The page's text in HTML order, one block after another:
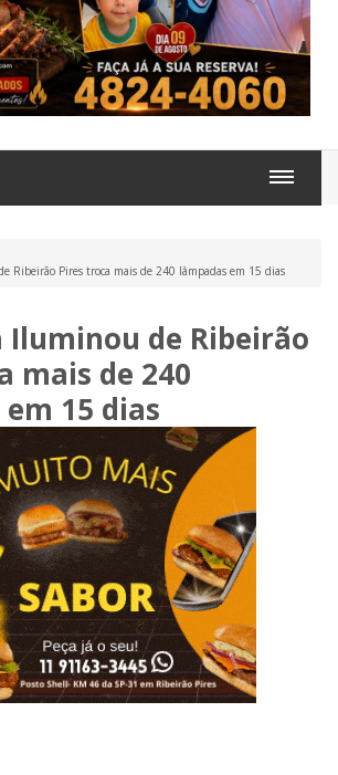
Ribeirão Pires troca mais de 240 lâmpadas em 15 dias
Iluminou de Ribeirão
mais de 240
15 dias